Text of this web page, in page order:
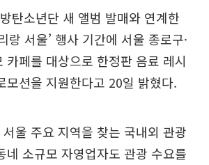
탄소년단 새 앨범 발매와 연계한
랑 서울’ 행사 기간에 서울 종로구·
카페를 대상으로 한정판 음료 레시
모션을 지원한다고 20일 밝혔다.
울 주요 지역을 찾는 국내외 관광
네 소규모 자영업자도 관광 수요를